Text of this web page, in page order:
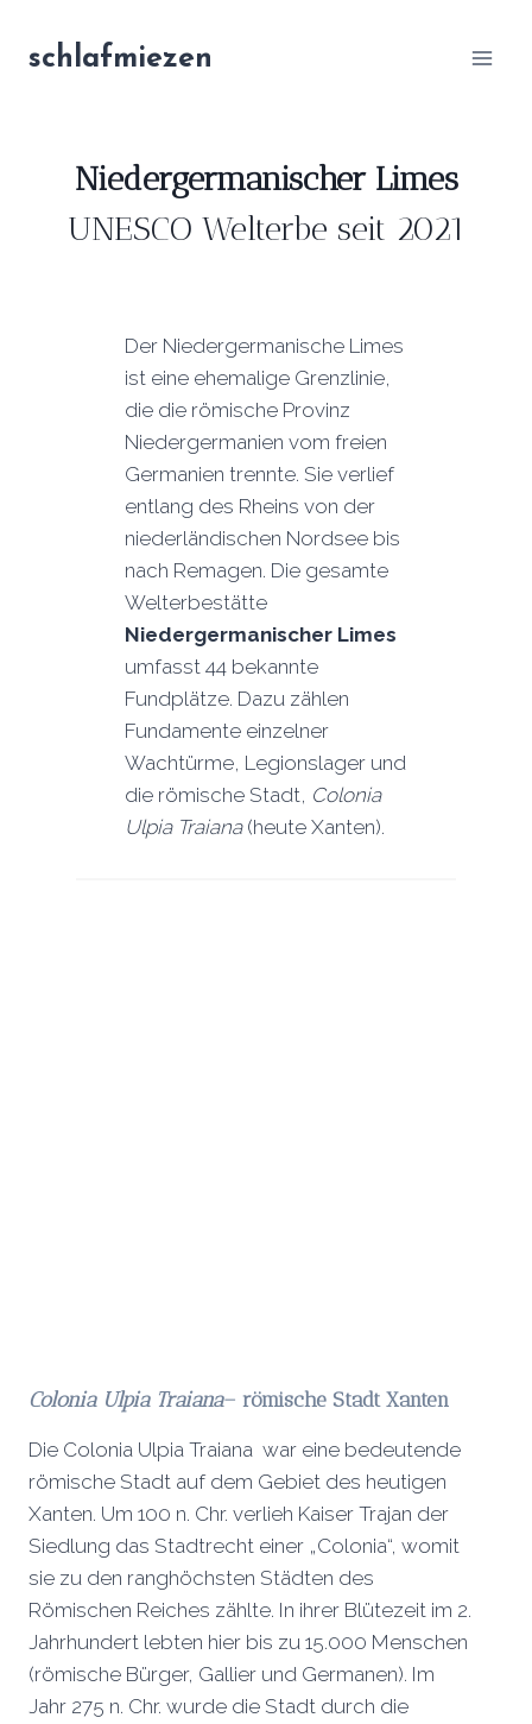
Inhaltschlafmiezen
Niedergermanischer Limes
UNESCO Welterbe seit 2021
Der Niedergermanische Limes
ist eine ehemalige Grenzlinie,
die die römische Provinz
Niedergermanien vom freien
Germanien trennte. Sie verlief
entlang des Rheins von der
niederländischen Nordsee bis
nach Remagen. Die gesamte
Welterbestätte
Niedergermanischer Limes
umfasst 44 bekannte
Fundplätze. Dazu zählen
Fundamente einzelner
Wachtürme, Legionslager und
die römische Stadt, Colonia
Ulpia Traiana(heute Xanten).
Colonia Ulpia Traiana– römische Stadt Xanten
Die Colonia Ulpia Traiana war eine bedeutende
römische Stadt auf dem Gebiet des heutigen
Xanten. Um 100 n. Chr. verlieh Kaiser Trajan der
Siedlung das Stadtrecht einer „Colonia“, womit
sie zu den ranghöchsten Städten des
Römischen Reiches zählte. In ihrer Blütezeit im 2.
Jahrhundert lebten hier bis zu 15.000 Menschen
(römische Bürger, Gallier und Germanen). Im
Jahr 275 n. Chr. wurde die Stadt durch die